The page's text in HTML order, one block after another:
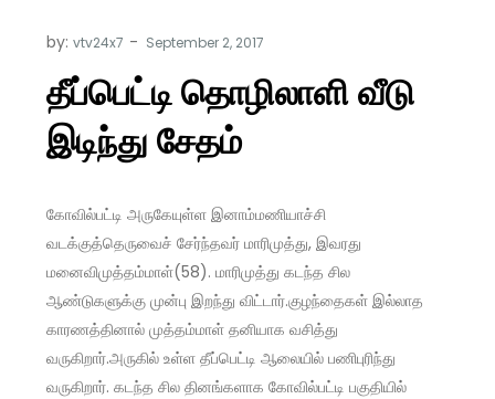
by:vtv24x7
தீப்பெட்டி தொழிலாளி வீடு
இடிந்து சேதம்
கோவில்பட்டி அருகேயுள்ள இனாம்மணியாச்சி
வடக்குத்தெருவைச் சேர்ந்தவர் மாரிமுத்து, இவரது
மனைவிமுத்தம்மாள்(58). மாரிமுத்து கடந்த சில
ஆண்டுகளுக்கு முன்பு இறந்து விட்டார்.குழந்தைகள் இல்லாத
காரணத்தினால் முத்தம்மாள் தனியாக வசித்து
வருகிறார்.அருகில் உள்ள தீப்பெட்டி ஆலையில் பணிபுரிந்து
வருகிறார். கடந்த சில தினங்களாக கோவில்பட்டி பகுதியில்